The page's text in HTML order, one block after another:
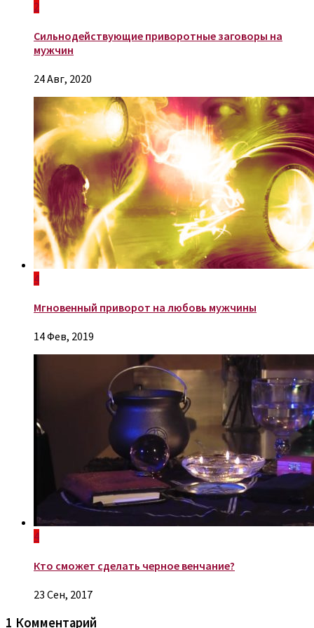
2
Сильнодействующие приворотные заговоры на
мужчин
24 Авг, 2020
4
Мгновенный приворот на любовь мужчины
14 Фев, 2019
4
Кто сможет сделать черное венчание?
23 Сен, 2017
1 Комментарий